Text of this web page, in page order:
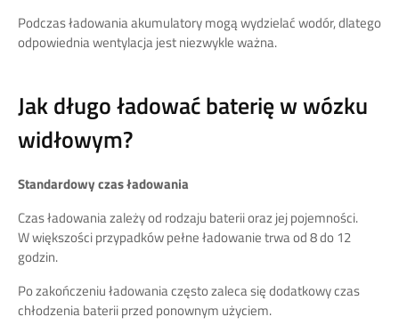
Podczas ładowania akumulatory mogą wydzielać wodór, dlatego
odpowiednia wentylacja jest niezwykle ważna.
Jak długo ładować baterię w wózku
widłowym?
Standardowy czas ładowania
Czas ładowania zależy od rodzaju baterii oraz jej pojemności.
W większości przypadków pełne ładowanie trwa od 8 do 12
godzin.
Po zakończeniu ładowania często zaleca się dodatkowy czas
chłodzenia baterii przed ponownym użyciem.